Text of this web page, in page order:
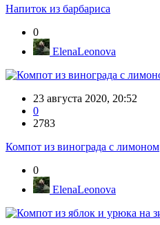
Напиток из барбариса
0
ElenaLeonova
23 августа 2020, 20:52
0
2783
Компот из винограда с лимоном
0
ElenaLeonova